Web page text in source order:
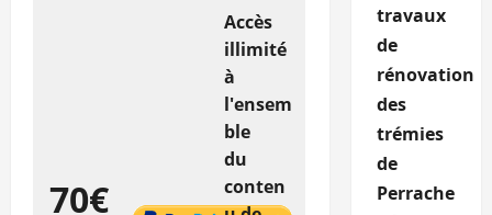
70€
Accès
illimité
à
l'ensem
ble
du
conten
travaux
de
rénovation
des
trémies
de
Perrache